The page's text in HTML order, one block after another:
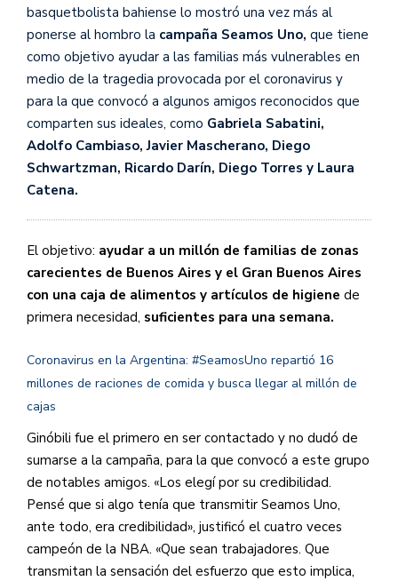
basquetbolista bahiense lo mostró una vez más al
ponerse al hombro la campaña Seamos Uno, que tiene
como objetivo ayudar a las familias más vulnerables en
medio de la tragedia provocada por el coronavirus y
para la que convocó a algunos amigos reconocidos que
comparten sus ideales, como Gabriela Sabatini,
Adolfo Cambiaso, Javier Mascherano, Diego
Schwartzman, Ricardo Darín, Diego Torres y Laura
Catena.
El objetivo: ayudar a un millón de familias de zonas
carecientes de Buenos Aires y el Gran Buenos Aires
con una caja de alimentos y artículos de higiene de
primera necesidad, suficientes para una semana.
Coronavirus en la Argentina: #SeamosUno repartió 16
millones de raciones de comida y busca llegar al millón de
cajas
Ginóbili fue el primero en ser contactado y no dudó de
sumarse a la campaña, para la que convocó a este grupo
de notables amigos. «Los elegí por su credibilidad.
Pensé que si algo tenía que transmitir Seamos Uno,
ante todo, era credibilidad», justificó el cuatro veces
campeón de la NBA. «Que sean trabajadores. Que
transmitan la sensación del esfuerzo que esto implica,